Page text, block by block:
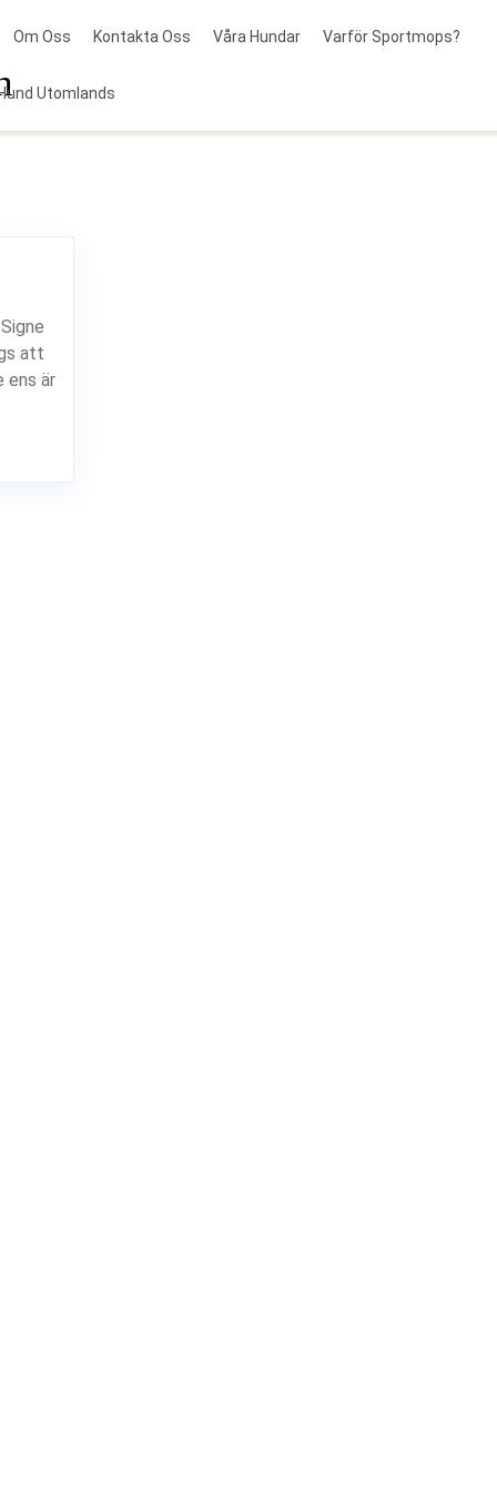
Om Oss Kontakta Oss Våra Hundar Varför Sportmops?
Utomlands
att
ens är